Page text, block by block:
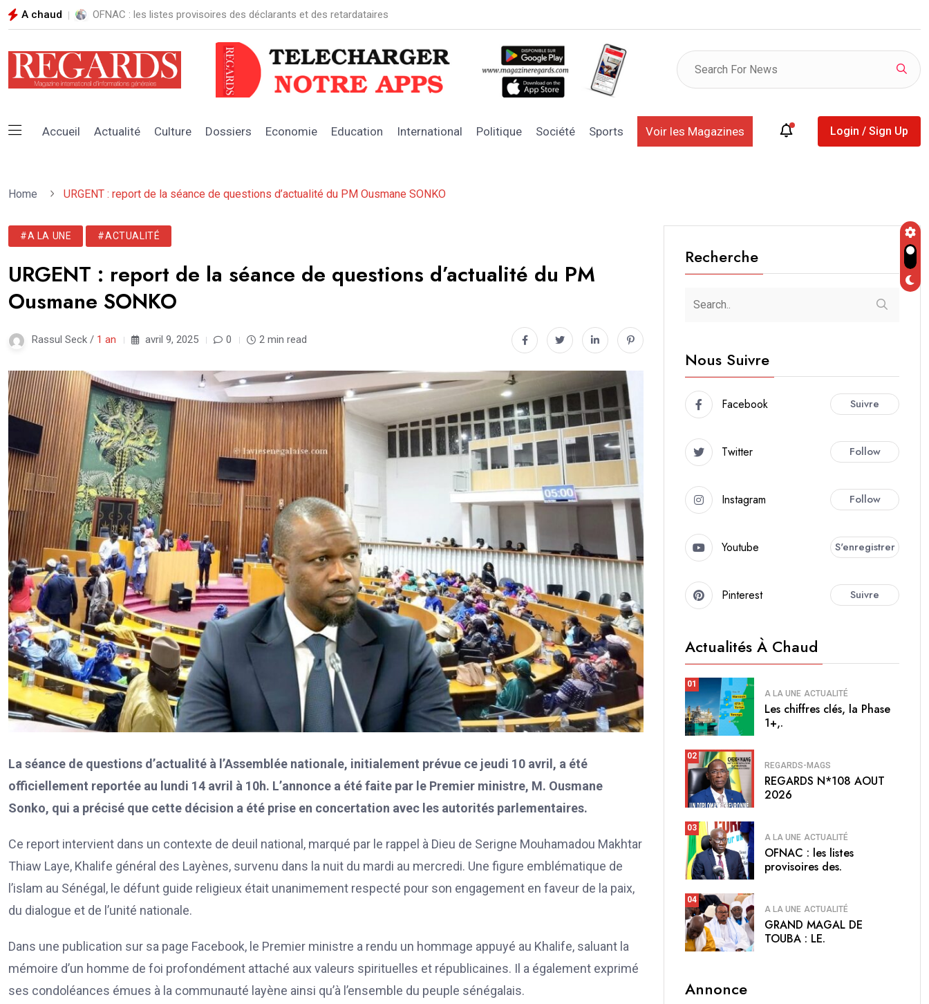
A chaud OFNAC : les listes provisoires des déclarants et des retardataires
Accueil Actualité Culture Dossiers Economie Education International Politique Société Sports Voir les Magazines Login / Sign Up
Home URGENT : report de la séance de questions d’actualité du PM Ousmane SONKO
#A LA UNE #ACTUALITÉ
URGENT : report de la séance de questions d’actualité du PM
Ousmane SONKO
Rassul Seck / 1 an avril 9, 2025 0 2 min read
La séance de questions d’actualité à l’Assemblée nationale, initialement prévue ce jeudi 10 avril, a été
officiellement reportée au lundi 14 avril à 10h. L’annonce a été faite par le Premier ministre, M. Ousmane
Sonko, qui a précisé que cette décision a été prise en concertation avec les autorités parlementaires.
Ce report intervient dans un contexte de deuil national, marqué par le rappel à Dieu de Serigne Mouhamadou Makhtar
Thiaw Laye, Khalife général des Layènes, survenu dans la nuit du mardi au mercredi. Une figure emblématique de
l’islam au Sénégal, le défunt guide religieux était unanimement respecté pour son engagement en faveur de la paix,
du dialogue et de l’unité nationale.
Dans une publication sur sa page Facebook, le Premier ministre a rendu un hommage appuyé au Khalife, saluant la
mémoire d’un homme de foi profondément attaché aux valeurs spirituelles et républicaines. Il a également exprimé
ses condoléances émues à la communauté layène ainsi qu’à l’ensemble du peuple sénégalais.
Recherche
Nous Suivre
Facebook Suivre
Twitter Follow
Instagram Follow
Youtube S'enregistrer
Pinterest Suivre
Actualités À Chaud
01
A LA UNE ACTUALITÉ
Les chiffres clés, la Phase
1+,.
02
REGARDS-MAGS
REGARDS N*108 AOUT
2026
03
A LA UNE ACTUALITÉ
OFNAC : les listes
provisoires des.
04
A LA UNE ACTUALITÉ
GRAND MAGAL DE
TOUBA : LE.
Annonce